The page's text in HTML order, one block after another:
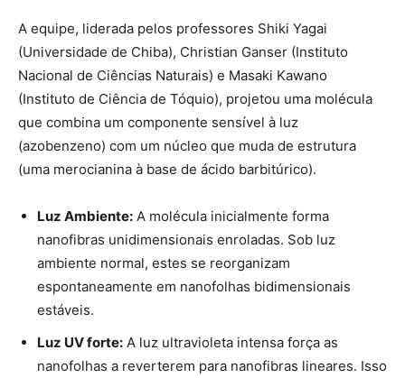
A equipe, liderada pelos professores Shiki Yagai
(Universidade de Chiba), Christian Ganser (Instituto
Nacional de Ciências Naturais) e Masaki Kawano
(Instituto de Ciência de Tóquio), projetou uma molécula
que combina um componente sensível à luz
(azobenzeno) com um núcleo que muda de estrutura
(uma merocianina à base de ácido barbitúrico).
Luz Ambiente: A molécula inicialmente forma
nanofibras unidimensionais enroladas. Sob luz
ambiente normal, estes se reorganizam
espontaneamente em nanofolhas bidimensionais
estáveis.
Luz UV forte: A luz ultravioleta intensa força as
nanofolhas a reverterem para nanofibras lineares. Isso